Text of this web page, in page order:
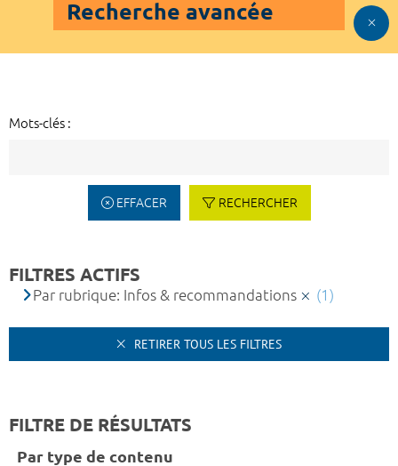
Recherche avancée
Mots-clés :
EFFACER RECHERCHER
FILTRES ACTIFS
Par rubrique: Infos & recommandations (1)
RETIRER TOUS LES FILTRES
FILTRE DE RÉSULTATS
Par type de contenu